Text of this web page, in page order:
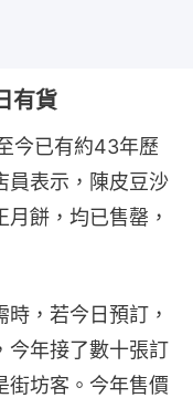
有貨
今已有約43年歷
員表示，陳皮豆沙
餅，均已售罄，
，若今日預訂，
今年接了數十張訂
街坊客。今年售價